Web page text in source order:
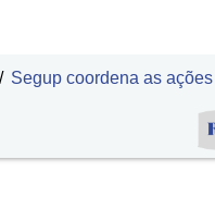
Segup coordena as